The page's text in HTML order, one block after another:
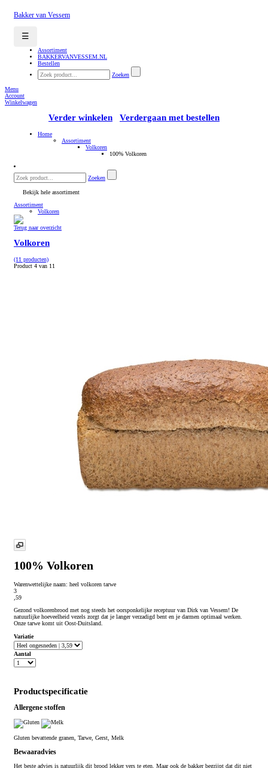
Bakker van Vessem
☰
Assortiment
BAKKERVANVESSEM.NL
Bestellen
Zoeken
Menu
Account
Winkelwagen
Verder winkelen Verdergaan met bestellen
Home
Assortiment
Volkoren
100% Volkoren
Zoeken
Bekijk hele assortiment
Assortiment
Volkoren
Terug naar overzicht
Volkoren
(11 producten)
Product 4 van 11
100% Volkoren
Warenwettelijke naam: heel volkoren tarwe
3
,59
Gezond volkorenbrood met nog steeds het oorsponkelijke receptuur van Dirk van Vessem! De
natuurlijke hoeveelheid vezels zorgt dat je langer verzadigd bent en je darmen optimaal werken.
Onze tarwe komt uit Oost-Duitsland.
Variatie
Aantal
Productspecificatie
Allergene stoffen
Gluten bevattende granen, Tarwe, Gerst, Melk
Bewaaradvies
Het beste advies is natuurlijk dit brood lekker vers te eten. Maar ook de bakker begrijpt dat dit niet